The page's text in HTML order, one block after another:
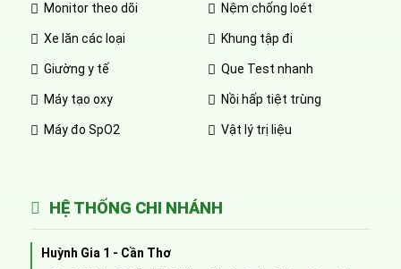
Monitor theo dõi
Xe lăn các loại
Giường y tế
Máy tạo oxy
Máy đo SpO2
Nệm chống loét
Khung tập đi
Que Test nhanh
Nồi hấp tiệt trùng
Vật lý trị liệu
HỆ THỐNG CHI NHÁNH
Huỳnh Gia 1 - Cần Thơ